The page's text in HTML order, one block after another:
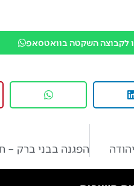
לקבוצה השקטה בוואטסאפ